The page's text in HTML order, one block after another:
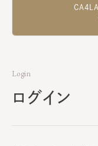
Login
ログイン